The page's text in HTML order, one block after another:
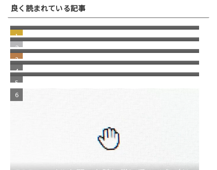
良く読まれている記事
キーキャップが外れた！HP Elitebook 830
G7 G8 シリーズ キーボード修理／パンタグラ
フ修理
HP Elitebook830 G5 G6 シリーズ キーボード
部分修理 パンタグラフ／キートップ交換
ノートパソコン パンタグラフの取付方／修理
方法
明らかな詐欺！Norton McAfee を語った警告
メッセージに注意
HP Dragonfly G1 G2 キーボードのEnterキー
が割れる症状について